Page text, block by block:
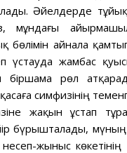
Әйелдерде
мұндағы
бөлімін айнала
үстауда жамбас
біршама рөл
симфизінің
жақын ұстап
бүрышталады,
несеп-жыныс